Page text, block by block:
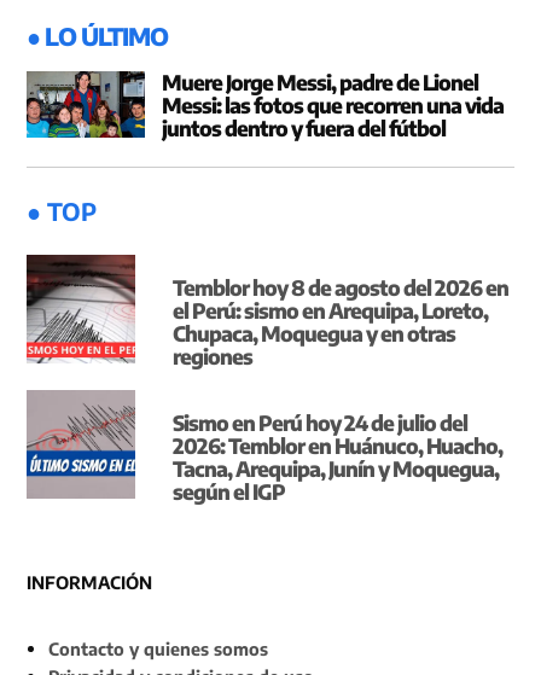
● LO ÚLTIMO
Muere Jorge Messi, padre de Lionel
Messi: las fotos que recorren una vida
juntos dentro y fuera del fútbol
● TOP
Temblor hoy 8 de agosto del 2026 en
el Perú: sismo en Arequipa, Loreto,
Chupaca, Moquegua y en otras
regiones
Sismo en Perú hoy 24 de julio del
2026: Temblor en Huánuco, Huacho,
Tacna, Arequipa, Junín y Moquegua,
según el IGP
INFORMACIÓN
Contacto y quienes somos